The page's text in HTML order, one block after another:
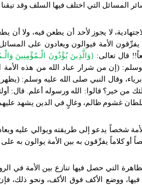
المسائل التي اختلف فيها السلف وقد
لا يجوز لأحد أن يطعن فيه، ولا أن
الأمة فيوالون ويعادون على المسائل
قال تعالى: {وَالَّذِينَ يُؤْذُونَ الْـمُؤْمِنِينَ
عليه وسلم: (إن من شرار عباد الله من هذه
وقال النبي صلى الله عليه وسلم:
من خير؟ قالوا: الله ورسوله أعلم. قال:
غشوم ظالم، وغالٍ في الدين يشهد عليهم
شخصاً يدعو إلى طريقته ويوالي عليه
كلاماً يفرِّقون به بين الأمة يوالون به على
التي حصل فيها تنازع بين الأمة في
ووضع الأكف فوق الأكف، ونحو ذلك،